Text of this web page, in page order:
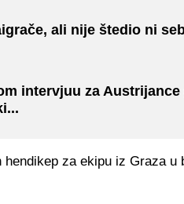
ali nije štedio ni
intervjuu za
za ekipu iz Graza u